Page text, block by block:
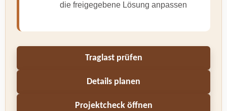
die freigegebene Lösung anpassen
Traglast prüfen
Details planen
Projektcheck öffnen